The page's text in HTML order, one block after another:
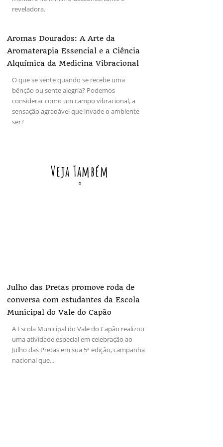
reveladora.
Aromas Dourados: A Arte da
Aromaterapia Essencial e a Ciência
Alquímica da Medicina Vibracional
O que se sente quando se recebe uma
bênção ou sente alegria? Podemos
considerar como um campo vibracional, a
sensação agradável que invade o ambiente
ser?
Veja Também
Julho das Pretas promove roda de
conversa com estudantes da Escola
Municipal do Vale do Capão
A Escola Municipal do Vale do Capão realizou
uma atividade especial em celebração ao
Julho das Pretas em sua 5ª edição, campanha
nacional que...